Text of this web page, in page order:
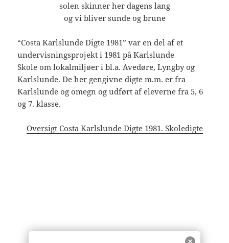
solen skinner her dagens lang
og vi bliver sunde og brune
“Costa Karlslunde Digte 1981” var en del af et
undervisningsprojekt i 1981 på Karlslunde
Skole om lokalmiljøer i bl.a. Avedøre, Lyngby og
Karlslunde. De her gengivne digte m.m. er fra
Karlslunde og omegn og udført af eleverne fra 5, 6
og 7. klasse.
Oversigt Costa Karlslunde Digte 1981. Skoledigte